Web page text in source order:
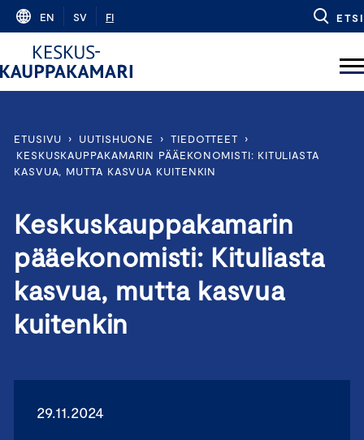
Skip
content
EN SV FI ETSI
ETUSIVU › UUTISHUONE › TIEDOTTEET
›
KESKUSKAUPPAKAMARIN PÄÄEKONOMISTI: KITULIASTA
KASVUA, MUTTA KASVUA KUITENKIN
Keskuskauppakamarin
pääekonomisti: Kituliasta
kasvua, mutta kasvua
kuitenkin
29.11.2024